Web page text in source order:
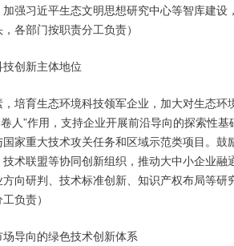
强习近平生态文明思想研究中心等智库建
各部门按职责分工负责）
技创新主体地位
培育生态环境科技领军企业，加大对生态
卷人”作用，支持企业开展前沿导向的探索
家重大技术攻关任务和区域示范类项目。
术联盟等协同创新组织，推动大中小企业
向研判、技术标准创新、知识产权布局等
负责）
场导向的绿色技术创新体系